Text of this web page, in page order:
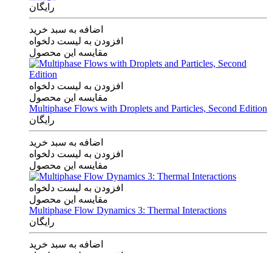
رایگان
اضافه به سبد خرید
افزودن به لیست دلخواه
مقایسه این محصول
افزودن به لیست دلخواه
مقایسه این محصول
Multiphase Flows with Droplets and Particles, Second Edition
رایگان
اضافه به سبد خرید
افزودن به لیست دلخواه
مقایسه این محصول
افزودن به لیست دلخواه
مقایسه این محصول
Multiphase Flow Dynamics 3: Thermal Interactions
رایگان
اضافه به سبد خرید